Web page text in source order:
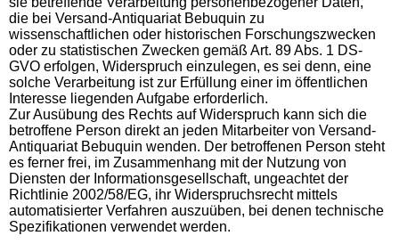
die bei Versand-Antiquariat Bebuquin zu
wissenschaftlichen oder historischen Forschungszwecken
oder zu statistischen Zwecken gemäß Art. 89 Abs. 1 DS-
GVO erfolgen, Widerspruch einzulegen, es sei denn, eine
solche Verarbeitung ist zur Erfüllung einer im öffentlichen
Interesse liegenden Aufgabe erforderlich.
Zur Ausübung des Rechts auf Widerspruch kann sich die
betroffene Person direkt an jeden Mitarbeiter von Versand-
Antiquariat Bebuquin wenden. Der betroffenen Person steht
es ferner frei, im Zusammenhang mit der Nutzung von
Diensten der Informationsgesellschaft, ungeachtet der
Richtlinie 2002/58/EG, ihr Widerspruchsrecht mittels
automatisierter Verfahren auszuüben, bei denen technische
Spezifikationen verwendet werden.